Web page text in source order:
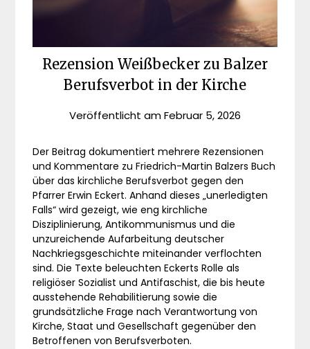
Rezension Weißbecker zu Balzer
Berufsverbot in der Kirche
Veröffentlicht amFebruar 5, 2026
Der Beitrag dokumentiert mehrere Rezensionen
und Kommentare zu Friedrich-Martin Balzers Buch
über das kirchliche Berufsverbot gegen den
Pfarrer Erwin Eckert. Anhand dieses „unerledigten
Falls“ wird gezeigt, wie eng kirchliche
Disziplinierung, Antikommunismus und die
unzureichende Aufarbeitung deutscher
Nachkriegsgeschichte miteinander verflochten
sind. Die Texte beleuchten Eckerts Rolle als
religiöser Sozialist und Antifaschist, die bis heute
ausstehende Rehabilitierung sowie die
grundsätzliche Frage nach Verantwortung von
Kirche, Staat und Gesellschaft gegenüber den
Betroffenen von Berufsverboten.